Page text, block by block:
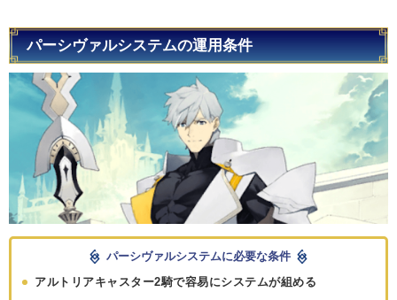
パーシヴァルシステムの運用条件
パーシヴァルシステムに必要な条件
アルトリアキャスター2騎で容易にシステムが組める